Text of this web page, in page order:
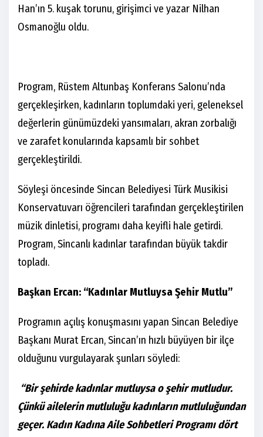
Han’ın 5. kuşak torunu, girişimci ve yazar Nilhan
Osmanoğlu oldu.
Program, Rüstem Altunbaş Konferans Salonu’nda
gerçekleşirken, kadınların toplumdaki yeri, geleneksel
değerlerin günümüzdeki yansımaları, akran zorbalığı
ve zarafet konularında kapsamlı bir sohbet
gerçekleştirildi.
Söyleşi öncesinde Sincan Belediyesi Türk Musikisi
Konservatuvarı öğrencileri tarafından gerçekleştirilen
müzik dinletisi, programı daha keyifli hale getirdi.
Program, Sincanlı kadınlar tarafından büyük takdir
topladı.
Başkan Ercan: “Kadınlar Mutluysa Şehir Mutlu”
Programın açılış konuşmasını yapan Sincan Belediye
Başkanı Murat Ercan, Sincan’ın hızlı büyüyen bir ilçe
olduğunu vurgulayarak şunları söyledi:
“Bir şehirde kadınlar mutluysa o şehir mutludur.
Çünkü ailelerin mutluluğu kadınların mutluluğundan
geçer. Kadın Kadına Aile Sohbetleri Programı dört